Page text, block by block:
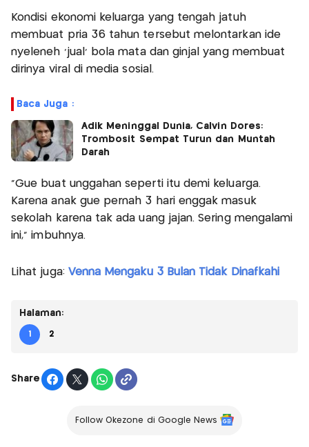
Kondisi ekonomi keluarga yang tengah jatuh
membuat pria 36 tahun tersebut melontarkan ide
nyeleneh ‘jual’ bola mata dan ginjal yang membuat
dirinya viral di media sosial.
Baca Juga :
Adik Meninggal Dunia, Calvin Dores:
Trombosit Sempat Turun dan Muntah
Darah
“Gue buat unggahan seperti itu demi keluarga.
Karena anak gue pernah 3 hari enggak masuk
sekolah karena tak ada uang jajan. Sering mengalami
ini,” imbuhnya.
Lihat juga: Venna Mengaku 3 Bulan Tidak Dinafkahi
Halaman:
1 2
Share
Follow Okezone di Google News